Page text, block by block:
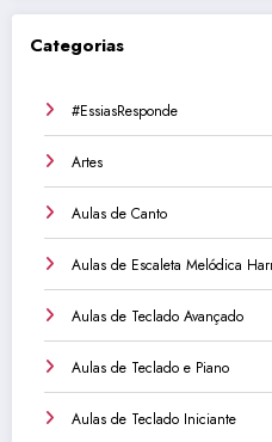
Categorias
#EssiasResponde
Artes
Aulas de Canto
Aulas de Escaleta Melódica
Aulas de Teclado Avançado
Aulas de Teclado e Piano
Aulas de Teclado Iniciante